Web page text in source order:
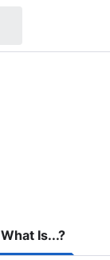
What Is...?